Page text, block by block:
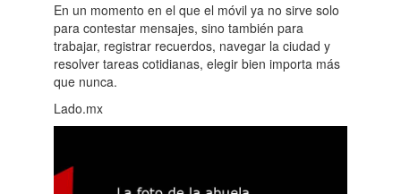
En un momento en el que el móvil ya no sirve solo
para contestar mensajes, sino también para
trabajar, registrar recuerdos, navegar la ciudad y
resolver tareas cotidianas, elegir bien importa más
que nunca.
Lado.mx